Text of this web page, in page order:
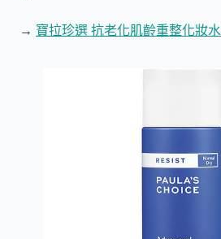
→ 寶拉珍選 抗老化肌齡重整化妝水